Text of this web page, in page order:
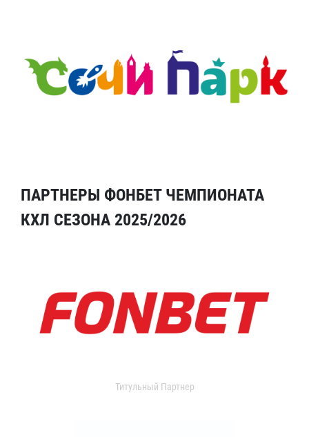
ПАРТНЕРЫ ФОНБЕТ ЧЕМПИОНАТА
КХЛ СЕЗОНА 2025/2026
Титульный Партнер